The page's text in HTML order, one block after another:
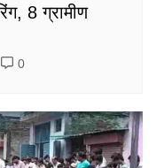
8 ग्रामीण
0